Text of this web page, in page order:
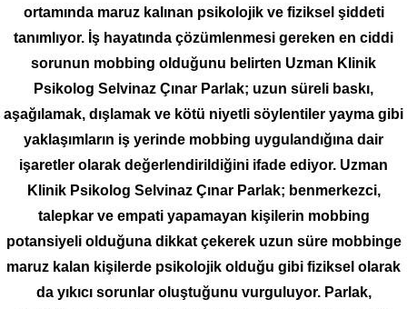
ortamında maruz kalınan psikolojik ve fiziksel şiddeti
tanımlıyor. İş hayatında çözümlenmesi gereken en ciddi
sorunun mobbing olduğunu belirten Uzman Klinik
Psikolog Selvinaz Çınar Parlak; uzun süreli baskı,
aşağılamak, dışlamak ve kötü niyetli söylentiler yayma gibi
yaklaşımların iş yerinde mobbing uygulandığına dair
işaretler olarak değerlendirildiğini ifade ediyor. Uzman
Klinik Psikolog Selvinaz Çınar Parlak; benmerkezci,
talepkar ve empati yapamayan kişilerin mobbing
potansiyeli olduğuna dikkat çekerek uzun süre mobbinge
maruz kalan kişilerde psikolojik olduğu gibi fiziksel olarak
da yıkıcı sorunlar oluştuğunu vurguluyor. Parlak,